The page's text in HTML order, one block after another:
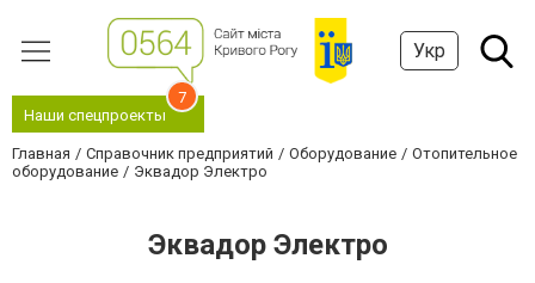
Укр
Наши спецпроекты
7
Главная Справочник предприятий Оборудование
Отопительное
оборудование
Эквадор Электро
Эквадор Электро